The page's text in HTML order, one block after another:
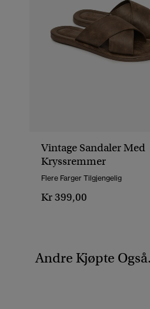
Vintage Sandaler Med
Kryssremmer
Flere Farger Tilgjengelig
Kr 399,00
Andre Kjøpte